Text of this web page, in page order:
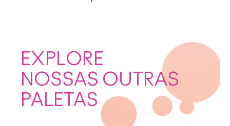
EXPLORE
NOSSAS OUTRAS
PALETAS